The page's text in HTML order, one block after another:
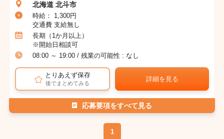
北海道 北斗市
時給： 1,300円
交通費 支給無し
長期（1か月以上）
※開始日相談可
08:00 ～ 19:00 / 残業の可能性 : なし
とりあえず保存
後でまとめてみる
詳細を見る
応募要項をすべて見る
1